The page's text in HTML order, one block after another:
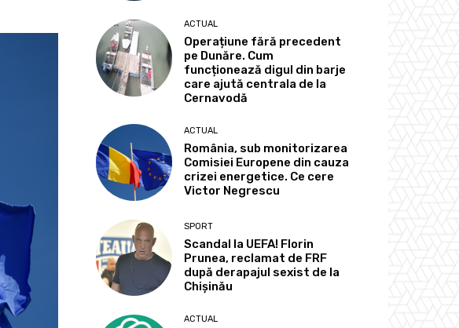
ACTUAL
Operațiune fără precedent
pe Dunăre. Cum
funcționează digul din barje
care ajută centrala de la
Cernavodă
ACTUAL
România, sub monitorizarea
Comisiei Europene din cauza
crizei energetice. Ce cere
Victor Negrescu
SPORT
Scandal la UEFA! Florin
Prunea, reclamat de FRF
după derapajul sexist de la
Chișinău
ACTUAL